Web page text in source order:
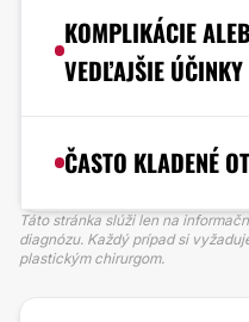
KOMPLIKÁCIE
VEDĽAJŠIE ÚČINKY
ČASTO KLADENÉ
Táto stránka slúži len na
diagnózu. Každý prípad si
plastickým chirurgom.